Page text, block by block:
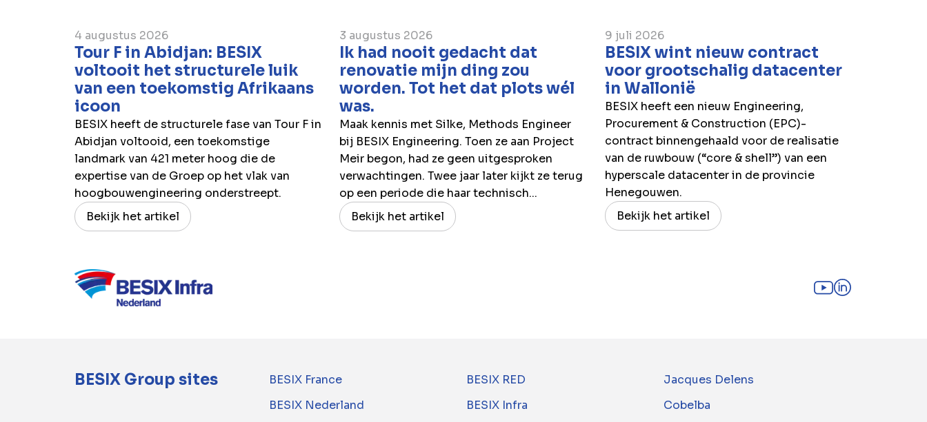
4 augustus 2026
Tour F in Abidjan: BESIX
voltooit het structurele luik
van een toekomstig Afrikaans
icoon
BESIX heeft de structurele fase van Tour F in
Abidjan voltooid, een toekomstige
landmark van 421 meter hoog die de
expertise van de Groep op het vlak van
hoogbouwengineering onderstreept.
Bekijk het artikel
3 augustus 2026
Ik had nooit gedacht dat
renovatie mijn ding zou
worden. Tot het dat plots wél
was.
Maak kennis met Silke, Methods Engineer
bij BESIX Engineering. Toen ze aan Project
Meir begon, had ze geen uitgesproken
verwachtingen. Twee jaar later kijkt ze terug
op een periode die haar technisch...
Bekijk het artikel
9 juli 2026
BESIX wint nieuw contract
voor grootschalig datacenter
in Wallonië
BESIX heeft een nieuw Engineering,
Procurement & Construction (EPC)-
contract binnengehaald voor de realisatie
van de ruwbouw (“core & shell”) van een
hyperscale datacenter in de provincie
Henegouwen.
Bekijk het artikel
BESIX Group sites BESIX France BESIX RED
Jacques Delens
BESIX Nederland
BESIX Infra Cobelba